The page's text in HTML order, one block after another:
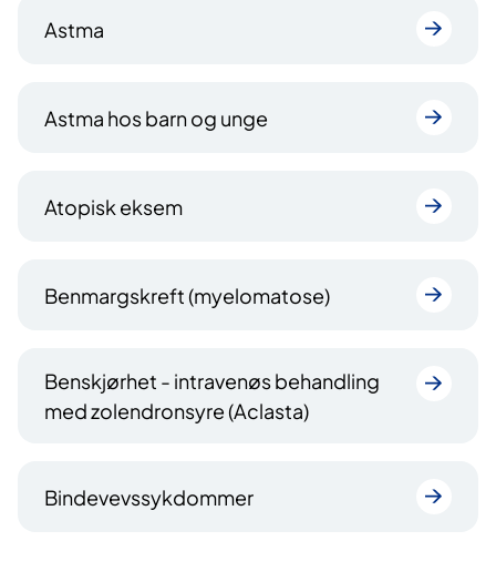
Astma
Astma hos barn og unge
Atopisk eksem
Benmargskreft (myelomatose)
Benskjørhet - intravenøs behandling
med zolendronsyre (Aclasta)
Bindevevssykdommer